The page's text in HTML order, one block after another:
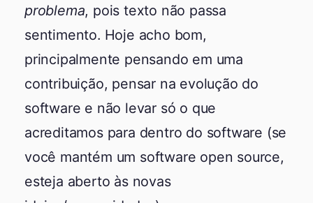
problema, pois texto não passa
sentimento. Hoje acho bom,
principalmente pensando em uma
contribuição, pensar na evolução do
software e não levar só o que
acreditamos para dentro do software (se
você mantém um software open source,
esteja aberto às novas